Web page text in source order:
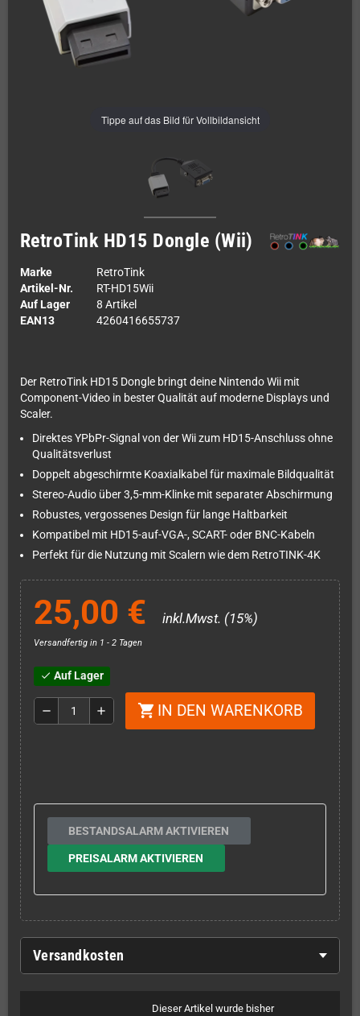
Tippe auf das Bild für Vollbildansicht
RetroTink HD15 Dongle (Wii)
Marke
RetroTink
Artikel-Nr.
RT-HD15Wii
Auf Lager
8 Artikel
EAN13
4260416655737
Der RetroTink HD15 Dongle bringt deine Nintendo Wii mit
Component-Video in bester Qualität auf moderne Displays und
Scaler.
Direktes YPbPr-Signal von der Wii zum HD15-Anschluss ohne
Qualitätsverlust
Doppelt abgeschirmte Koaxialkabel für maximale Bildqualität
Stereo-Audio über 3,5-mm-Klinke mit separater Abschirmung
Robustes, vergossenes Design für lange Haltbarkeit
Kompatibel mit HD15-auf-VGA-, SCART- oder BNC-Kabeln
Perfekt für die Nutzung mit Scalern wie dem RetroTINK-4K
25,00 € inkl.Mwst. (15%)
Versandfertig in 1 - 2 Tagen
check Auf Lager
remove add shopping_cart IN DEN WARENKORB
BESTANDSALARM AKTIVIEREN
PREISALARM AKTIVIEREN
Versandkosten
Dieser Artikel wurde bisher